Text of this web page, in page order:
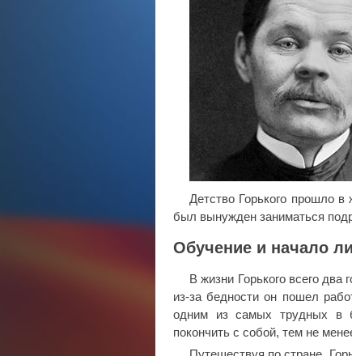
Детство Горького прошло
был вынужден заниматься
Обучение и начало
В жизни Горького всего
из-за бедности он пошел
одним из самых трудных в
покончить с собой, тем не